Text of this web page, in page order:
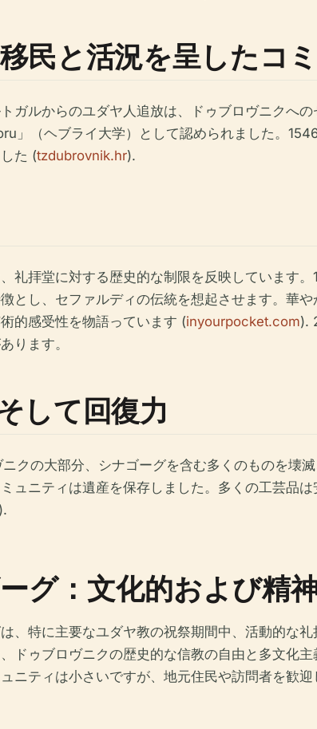
民と活況を呈したコ
ガルからのユダヤ人追放は、ドゥブロヴニクへ
」（ヘブライ大学）として認められました。
た (tzdubrovnik.hr).
礼拝堂に対する歴史的な制限を反映しています
とし、セファルディの伝統を想起させます。華
的感受性を物語っています (inyourpocket.com).
ります。
して回復力
クの大部分、シナゴーグを含む多くのものを
ュニティは遺産を保存しました。多くの工芸品
).
グ：文化的および精
、特に主要なユダヤ教の祝祭期間中、活動的な
ドゥブロヴニクの歴史的な信教の自由と多文化
ニティは小さいですが、地元住民や訪問者を歓